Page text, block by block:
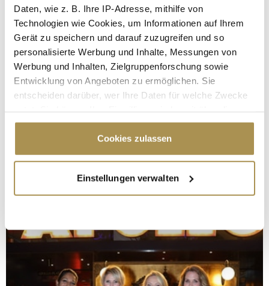
Daten, wie z. B. Ihre IP-Adresse, mithilfe von
Technologien wie Cookies, um Informationen auf Ihrem
Gerät zu speichern und darauf zuzugreifen und so
personalisierte Werbung und Inhalte, Messungen von
Werbung und Inhalten, Zielgruppenforschung sowie
Entwicklung von Angeboten zu ermöglichen. Sie
entscheiden darüber, wer Ihre Daten für welche Zwecke
Cookie-Erklärung oder durch Klicken auf das Privacy
Trigger Symbol ändern oder widerrufen
Informationen über Ihre geografische Lage
erfassen, welche bis auf einige Meter genau sein
bestimmten Merkmalen (Fingerprinting) identifizieren
Erfahren Sie mehr darüber, wie Ihre persönlichen Daten
verarbeitet werden, und legen Sie Ihre Präferenzen im
Cookies zulassen
Einstellungen verwalten